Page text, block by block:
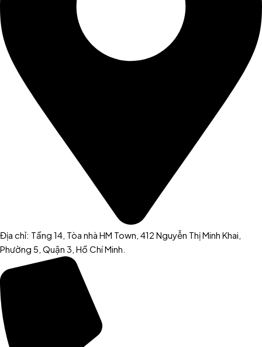
Địa chỉ: Tầng 14, Tòa nhà HM Town, 412 Nguyễn Thị Minh Khai,
Phường 5, Quận 3, Hồ Chí Minh.